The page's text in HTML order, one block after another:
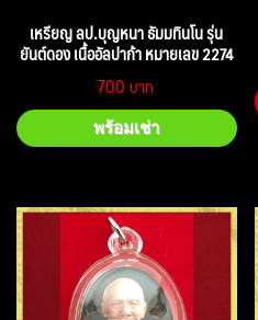
เหรียญ ลป.บุญหนา ธัมมทินโน รุ่น
ยันต์ดอง เนื้ออัลปาก้า หมายเลข 2274
700
พร้อมเช่า